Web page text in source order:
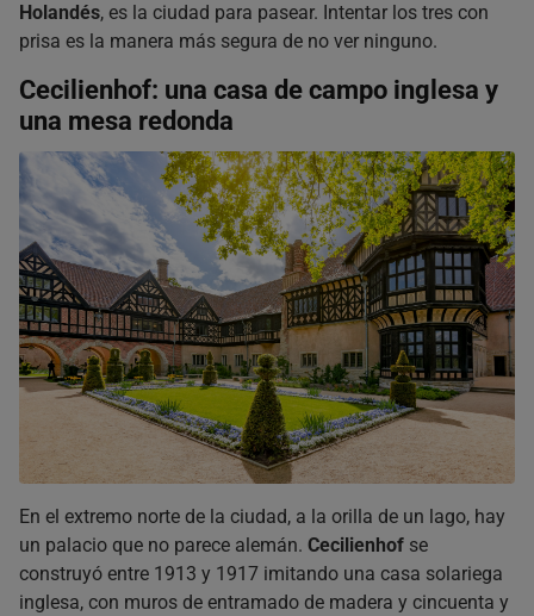
Holandés, es la ciudad para pasear. Intentar los tres con
prisa es la manera más segura de no ver ninguno.
Cecilienhof: una casa de campo inglesa y
una mesa redonda
En el extremo norte de la ciudad, a la orilla de un lago, hay
un palacio que no parece alemán. Cecilienhof se
construyó entre 1913 y 1917 imitando una casa solariega
inglesa, con muros de entramado de madera y cincuenta y